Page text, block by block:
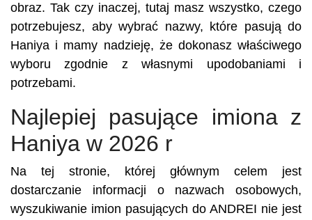
obraz. Tak czy inaczej, tutaj masz wszystko, czego
potrzebujesz, aby wybrać nazwy, które pasują do
Haniya i mamy nadzieję, że dokonasz właściwego
wyboru zgodnie z własnymi upodobaniami i
potrzebami.
Najlepiej pasujące imiona z
Haniya w 2026 r
Na tej stronie, której głównym celem jest
dostarczanie informacji o nazwach osobowych,
wyszukiwanie imion pasujących do ANDREI nie jest